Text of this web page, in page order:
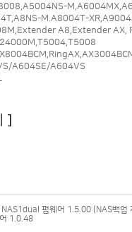
M.A8004T-
A8,Extender AX,
A604SE/A604VS
]
펌웨어 1.5.00 (NAS백업
1.0.48